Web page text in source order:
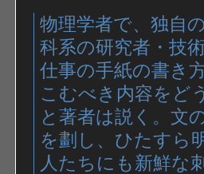
物理学者で、独自
科系の研究者・技
仕事の手紙の書き
こむべき内容をど
と著者は説く。文
を劃し、ひたすら
人たちにも新鮮な